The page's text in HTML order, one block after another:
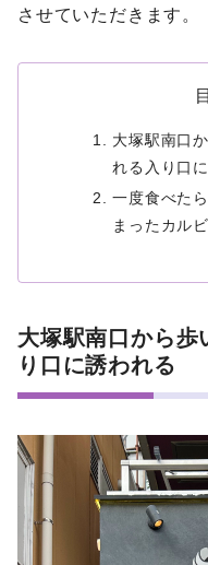
させていただきます。
大塚駅南口
れる入り口
一度食べた
まったカル
大塚駅南口から歩
り口に誘われる